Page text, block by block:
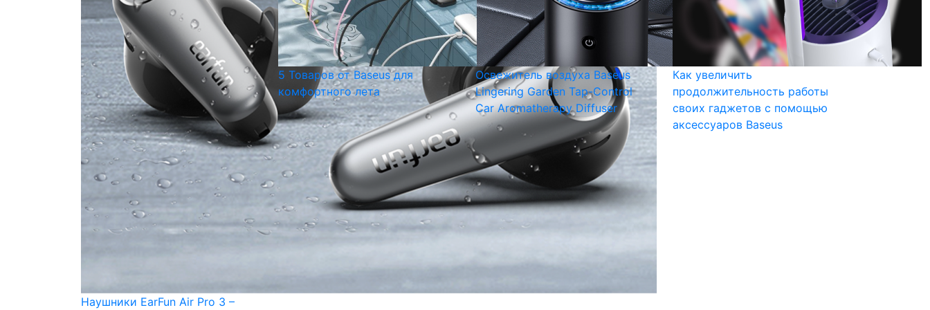
Наушники EarFun Air Pro 3 –
5 Товаров от Baseus для
комфортного лета
Освежитель воздуха Baseus
Lingering Garden Tap-Control
Car Aromatherapy Diffuser
Как увеличить
продолжительность работы
своих гаджетов с помощью
аксессуаров Baseus